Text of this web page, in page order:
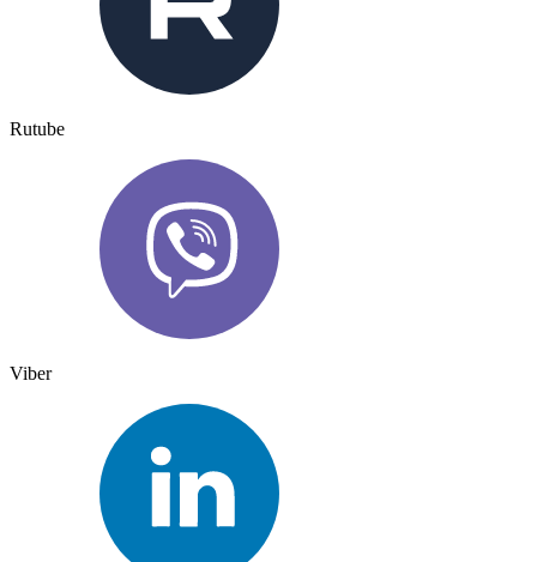
Rutube
Viber